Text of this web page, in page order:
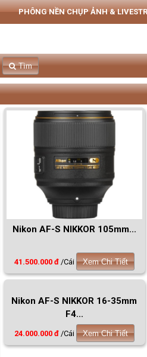
PHÔNG NỀN CHỤP ẢNH &
Tìm
Nikon AF-S NIKKOR 105mm...
41.500.000 đ /Cái Xem Chi Tiết
Nikon AF-S NIKKOR 16-35mm
F4...
24.000.000 đ /Cái Xem Chi Tiết